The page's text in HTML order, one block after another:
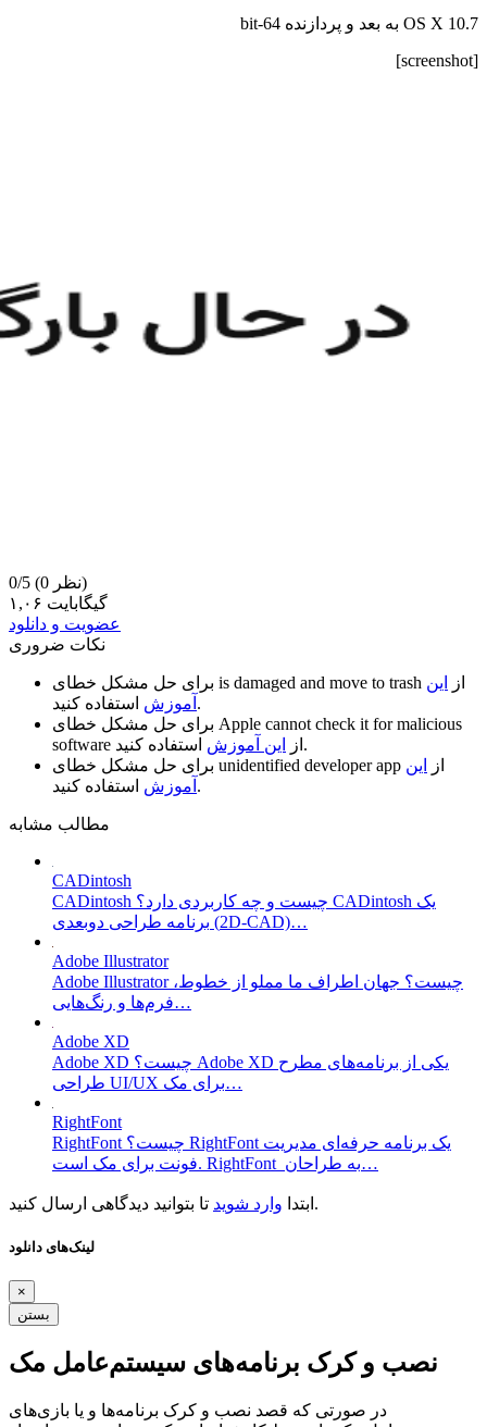
OS X 10.7 به بعد و پردازنده 64-bit
[screenshot]
0/5
(0 نظر)
۱,۰۶ گیگابایت
عضویت و دانلود
نکات ضروری
is damaged and move to trash از
این
آموزش استفاده کنید.
Apple cannot check it for malicious
software
از این آموزش
استفاده کنید.
unidentified developer app از
این
آموزش استفاده کنید.
مطالب مشابه
CADintosh
CADintosh چیست و چه کاربردی دارد؟ CADintosh یک
برنامه طراحی دوبعدی (2D-CAD)…
Adobe Illustrator
Adobe Illustrator چیست؟ جهان اطراف ما مملو از خطوط،
فرم‌ها و رنگ‌هایی…
Adobe XD
Adobe XD چیست؟ Adobe XD یکی از برنامه‌های مطرح
طراحی UI/UX برای مک…
RightFont
RightFont چیست؟ RightFont یک برنامه حرفه‌ای مدیریت
فونت برای مک است. RightFont به طراحان…
ابتدا وارد شوید تا بتوانید دیدگاهی ارسال کنید.
لینک‌های دانلود
×
بستن
نصب و کرک برنامه‌های سیستم‌عامل مک
در صورتی که قصد نصب و کرک برنامه‌ها و یا بازی‌های